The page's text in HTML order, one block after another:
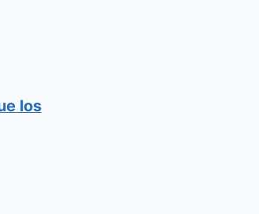
los